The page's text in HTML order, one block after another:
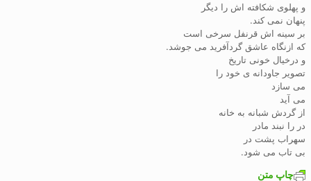
و پهلوی شکافته اش را دیگر
پنهان نمی کند.
بر سینه اش قرنفل سرخی است
که ازنگاه عاشق گردآفرید می جوشد.
و درخیال خونی تاریخ
تصویر جاودانه ی خود را
می سازد
می آید
از گردش شبانه به خانه
در را نبند مادر
سهراب پشت در
بی تاب می شود.
چاپ متن